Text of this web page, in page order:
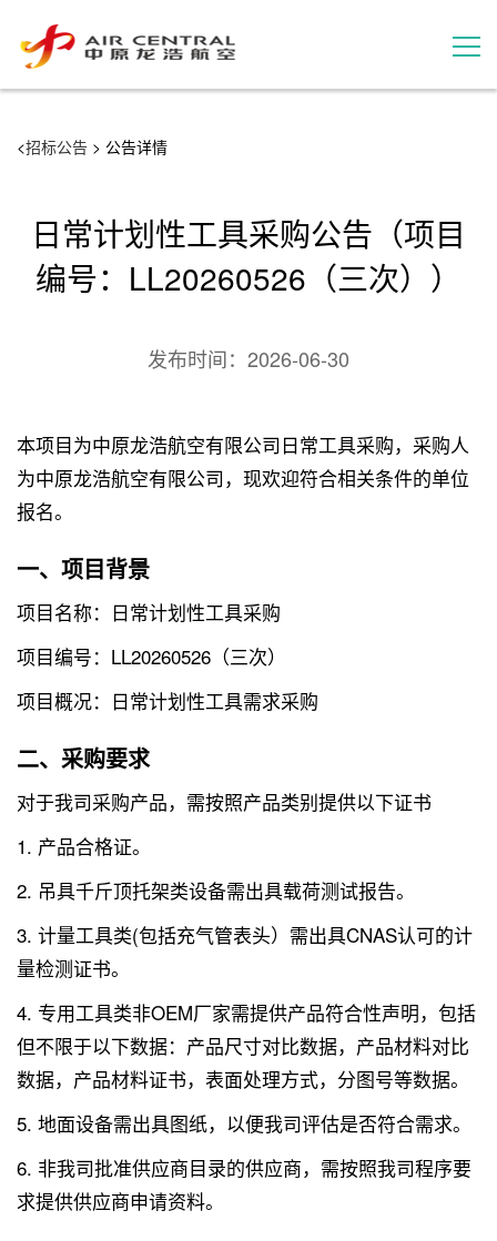
用户案例
<招标公告 > 公告详情
日常计划性工具采购公告（项目
编号：LL20260526（三次））
发布时间： 2026-06-30
本项目为中原龙浩航空有限公司日常工具采购，采购人
为中原龙浩航空有限公司，现欢迎符合相关条件的单位
报名。
一、项目背景
项目名称：日常计划性工具采购
项目编号：LL20260526（三次）
项目概况：日常计划性工具需求采购
二、采购要求
对于我司采购产品，需按照产品类别提供以下证书
1. 产品合格证。
2. 吊具千斤顶托架类设备需出具载荷测试报告。
3. 计量工具类(包括充气管表头）需出具CNAS认可的计
量检测证书。
4. 专用工具类非OEM厂家需提供产品符合性声明，包括
但不限于以下数据：产品尺寸对比数据，产品材料对比
数据，产品材料证书，表面处理方式，分图号等数据。
5. 地面设备需出具图纸，以便我司评估是否符合需求。
6. 非我司批准供应商目录的供应商，需按照我司程序要
求提供供应商申请资料。